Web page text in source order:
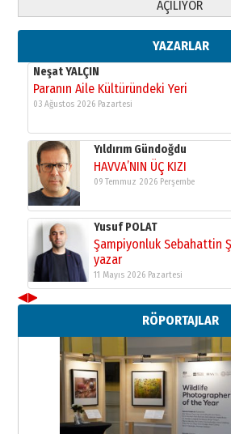
AÇILIYOR
YAZARLAR
Şampiyonluk Sebahattin
yazar
11 Mayıs 2026 Pazartesi
Neşat YALÇIN
Paranın Aile Kültüründeki Yeri
03 Ağustos 2026 Pazartesi
Yıldırım Gündoğdu
HAVVA’NIN ÜÇ KIZI
09 Temmuz 2026 Perşembe
Yusuf POLAT
Şampiyonluk Sebahattin
yazar
11 Mayıs 2026 Pazartesi
Neşat YALÇIN
Paranın Aile Kültüründeki Yeri
03 Ağustos 2026 Pazartesi
Yıldırım Gündoğdu
HAVVA’NIN ÜÇ KIZI
09 Temmuz 2026 Perşembe
◀▶
RÖPORTAJLAR